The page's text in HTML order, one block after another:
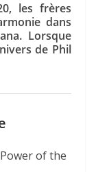
les frères
dans
Lorsque
de Phil